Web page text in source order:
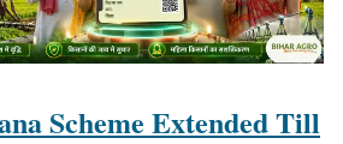
Scheme Extended Till